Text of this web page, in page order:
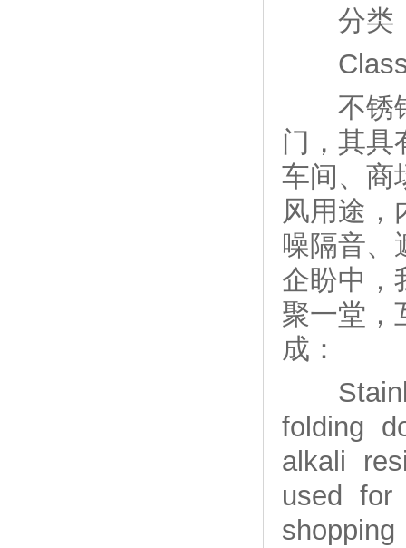
分类
不锈钢
门，其具
车间、商
风用途，
噪隔音、
企盼中，
聚一堂，
成：
folding
alkali
used for